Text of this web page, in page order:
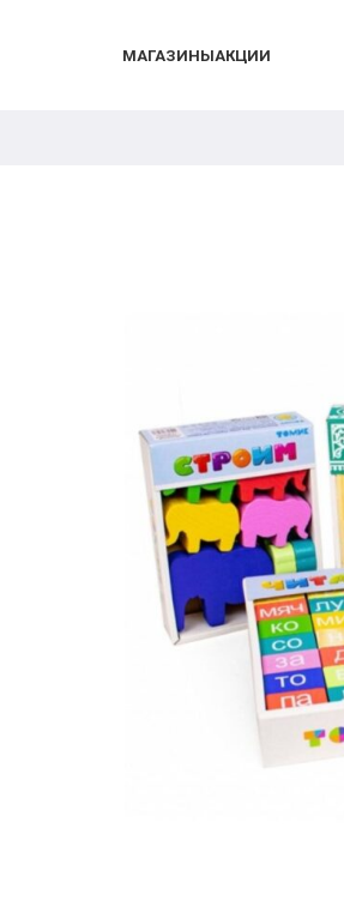
МАГАЗИНЫАКЦИИ